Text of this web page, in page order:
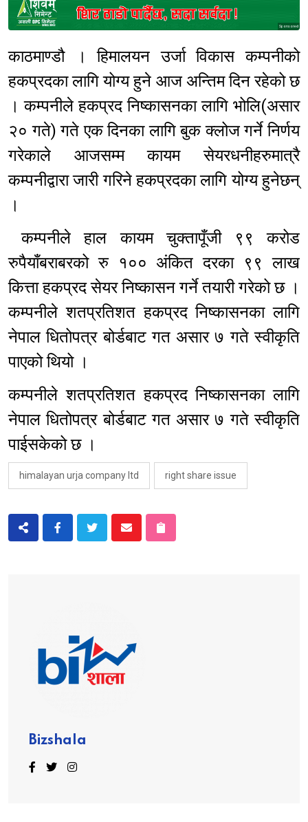
Sponsored
काठमाण्डौ । हिमालयन उर्जा विकास कम्पनीको
हकप्रदका लागि योग्य हुने आज अन्तिम दिन रहेको छ
। कम्पनीले हकप्रद निष्कासनका लागि भोलि(असार
२० गते) गते एक दिनका लागि बुक क्लोज गर्ने निर्णय
गरेकाले आजसम्म कायम सेयरधनीहरुमात्रै
कम्पनीद्वारा जारी गरिने हकप्रदका लागि योग्य हुनेछन्
।
कम्पनीले हाल कायम चुक्तापूँजी ९९ करोड
रुपैयाँबराबरको रु १०० अंकित दरका ९९ लाख
कित्ता हकप्रद सेयर निष्कासन गर्ने तयारी गरेको छ ।
कम्पनीले शतप्रतिशत हकप्रद निष्कासनका लागि
नेपाल धितोपत्र बोर्डबाट गत असार ७ गते स्वीकृति
पाएको थियो ।
कम्पनीले शतप्रतिशत हकप्रद निष्कासनका लागि
नेपाल धितोपत्र बोर्डबाट गत असार ७ गते स्वीकृति
पाईसकेको छ ।
himalayan urja company ltd right share issue
Bizshala